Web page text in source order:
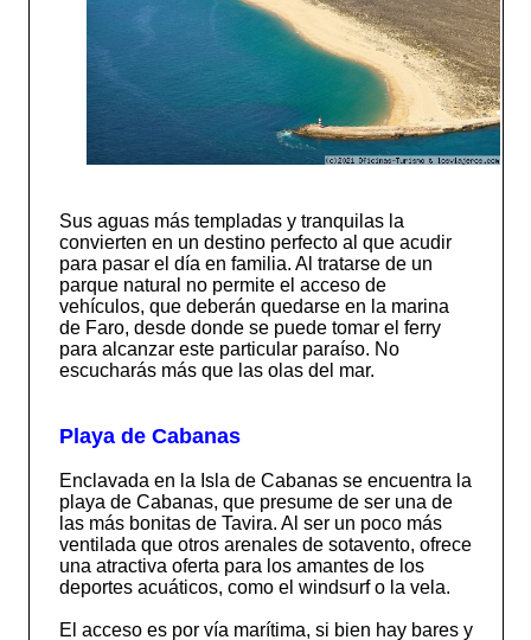
Sus aguas más templadas y tranquilas la
convierten en un destino perfecto al que acudir
para pasar el día en familia. Al tratarse de un
parque natural no permite el acceso de
vehículos, que deberán quedarse en la marina
de Faro, desde donde se puede tomar el ferry
para alcanzar este particular paraíso. No
escucharás más que las olas del mar.
Playa de Cabanas
Enclavada en la Isla de Cabanas se encuentra la
playa de Cabanas, que presume de ser una de
las más bonitas de Tavira. Al ser un poco más
ventilada que otros arenales de sotavento, ofrece
una atractiva oferta para los amantes de los
deportes acuáticos, como el windsurf o la vela.
El acceso es por vía marítima, si bien hay bares y